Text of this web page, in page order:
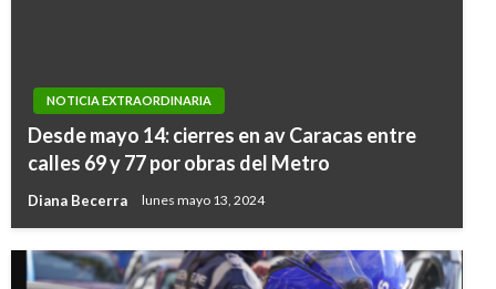
NOTICIA EXTRAORDINARIA
Desde mayo 14: cierres en av Caracas entre
calles 69 y 77 por obras del Metro
Diana Becerra lunes mayo 13, 2024